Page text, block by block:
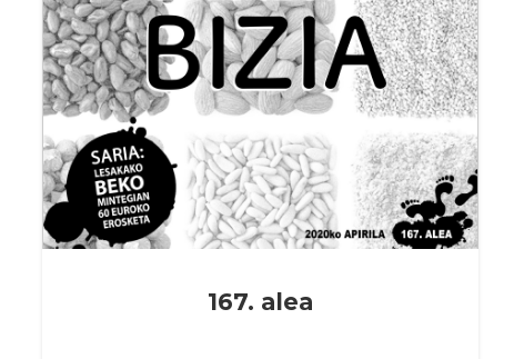
167. alea